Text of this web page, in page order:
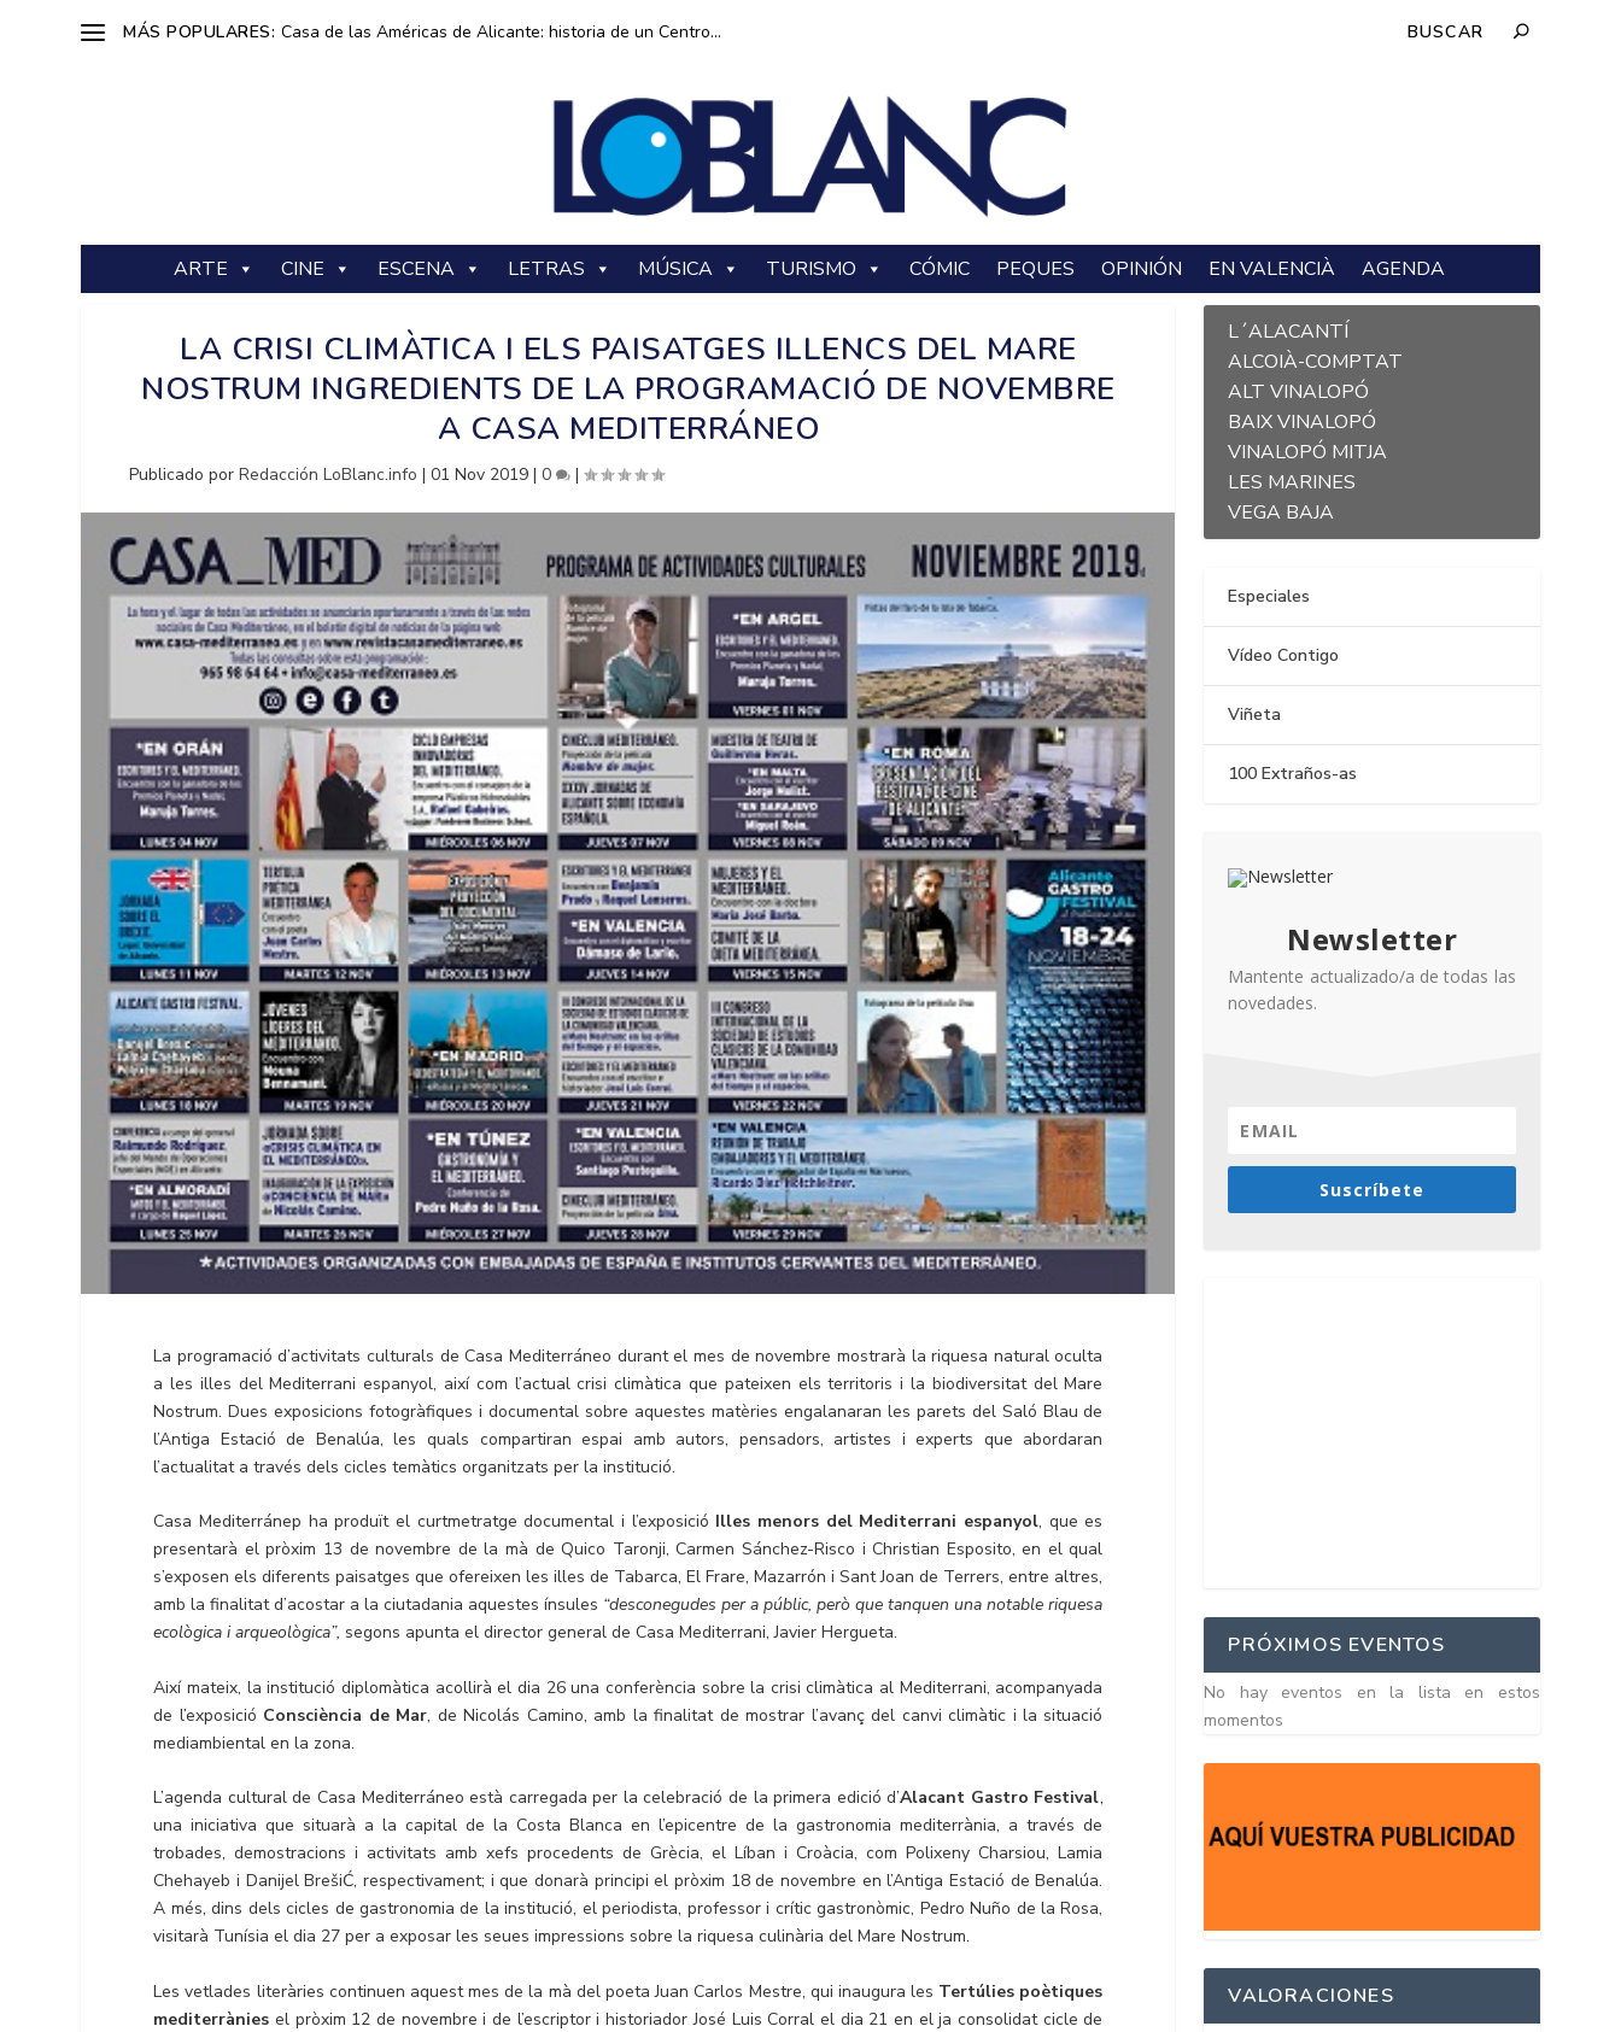
MÁS POPULARES: Casa de las Américas de Alicante: historia de un Centro...
ARTE CINE ESCENA LETRAS MÚSICA TURISMO CÓMIC PEQUES OPINIÓN EN VALENCIÀ AGENDA
LA CRISI CLIMÀTICA I ELS PAISATGES ILLENCS DEL MARE
NOSTRUM INGREDIENTS DE LA PROGRAMACIÓ DE NOVEMBRE
A CASA MEDITERRÁNEO
Publicado porRedacción LoBlanc.info |01 Nov 2019 |0 |
La programació d’activitats culturals de Casa Mediterráneo durant el mes de novembre mostrarà la riquesa natural oculta
a les illes del Mediterrani espanyol, així com l’actual crisi climàtica que pateixen els territoris i la biodiversitat del Mare
Nostrum. Dues exposicions fotogràfiques i documental sobre aquestes matèries engalanaran les parets del Saló Blau de
l’Antiga Estació de Benalúa, les quals compartiran espai amb autors, pensadors, artistes i experts que abordaran
l’actualitat a través dels cicles temàtics organitzats per la institució.
Casa Mediterránep ha produït el curtmetratge documental i l’exposició Illes menors del Mediterrani espanyol, que es
presentarà el pròxim 13 de novembre de la mà de Quico Taronji, Carmen Sánchez-Risco i Christian Esposito, en el qual
s’exposen els diferents paisatges que ofereixen les illes de Tabarca, El Frare, Mazarrón i Sant Joan de Terrers, entre altres,
amb la finalitat d’acostar a la ciutadania aquestes ínsules “desconegudes per a públic, però que tanquen una notable riquesa
ecològica i arqueològica”, segons apunta el director general de Casa Mediterrani, Javier Hergueta.
Així mateix, la institució diplomàtica acollirà el dia 26 una conferència sobre la crisi climàtica al Mediterrani, acompanyada
de l’exposició Consciència de Mar, de Nicolás Camino, amb la finalitat de mostrar l’avanç del canvi climàtic i la situació
mediambiental en la zona.
L’agenda cultural de Casa Mediterráneo està carregada per la celebració de la primera edició d’Alacant Gastro Festival,
una iniciativa que situarà a la capital de la Costa Blanca en l’epicentre de la gastronomia mediterrània, a través de
trobades, demostracions i activitats amb xefs procedents de Grècia, el Líban i Croàcia, com Polixeny Charsiou, Lamia
Chehayeb i Danijel BrešiĆ, respectivament; i que donarà principi el pròxim 18 de novembre en l’Antiga Estació de Benalúa.
A més, dins dels cicles de gastronomia de la institució, el periodista, professor i crític gastronòmic, Pedro Nuño de la Rosa,
visitarà Tunísia el dia 27 per a exposar les seues impressions sobre la riquesa culinària del Mare Nostrum.
Les vetlades literàries continuen aquest mes de la mà del poeta Juan Carlos Mestre, qui inaugura les Tertúlies poètiques
mediterrànies el pròxim 12 de novembre i de l’escriptor i historiador José Luis Corral el dia 21 en el ja consolidat cicle de
L´ALACANTÍ
ALCOIÀ-COMPTAT
ALT VINALOPÓ
BAIX VINALOPÓ
VINALOPÓ MITJA
LES MARINES
VEGA BAJA
Especiales
Vídeo Contigo
Viñeta
100 Extraños-as
Newsletter
Mantente actualizado/a de todas las
novedades.
Suscríbete
PRÓXIMOS EVENTOS
No hay eventos en la lista en estos
momentos
VALORACIONES